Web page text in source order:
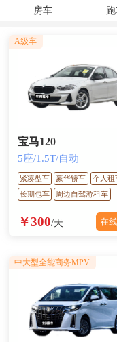
房车
宝马120
5座/1.5T/自动
紧凑型车 豪华轿车
个人租
长期包车
周边自驾游租车
￥300/天 在
A级车
中大型全能商务MPV